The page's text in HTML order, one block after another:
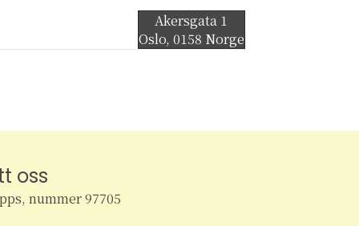
Akersgata 1
Oslo, 0158 Norge
oss
nummer 97705